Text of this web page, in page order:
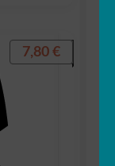
7,80 €